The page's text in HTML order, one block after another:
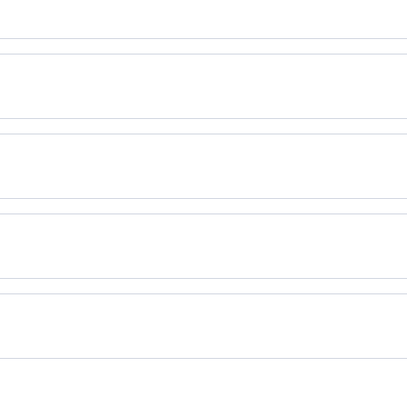
NutriAminoBiotinum – aminokwasy, składniki mineralne i
do stosowania w suplementach diety w Polsce (2500
włosy i skórę,
suchy ekstrakt wodny z ziela skrzypu polnego; L-cysteina;
E (octan DL-alfa-tokoferylu); niacyna (amid kwasu
(II)); maltodekstryna; barwnik: węglan wapnia;
witamina B6 (chlorowodorek pirydoksyny); ryboflawina,